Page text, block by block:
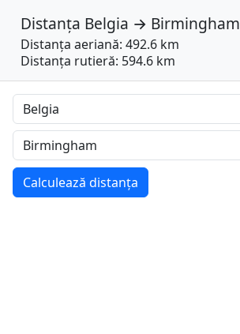
Distanța Belgia → Birmingham
Distanța aeriană: 492.6 km
Distanța rutieră: 594.6 km
Calculează distanța